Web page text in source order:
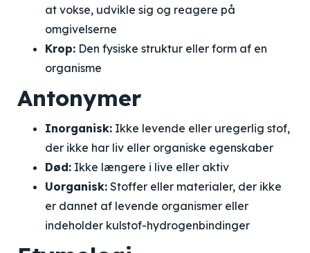
at vokse, udvikle sig og reagere på
omgivelserne
Krop: Den fysiske struktur eller form af en
organisme
Antonymer
Inorganisk: Ikke levende eller uregerlig stof,
der ikke har liv eller organiske egenskaber
Død: Ikke længere i live eller aktiv
Uorganisk: Stoffer eller materialer, der ikke
er dannet af levende organismer eller
indeholder kulstof-hydrogenbindinger